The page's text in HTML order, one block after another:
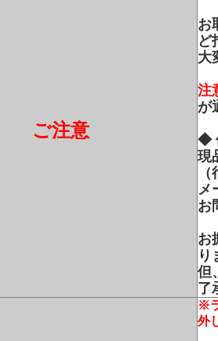
ご注意
お
ど
大
注
が
◆
現
メ
お
お
り
但
了
※
外